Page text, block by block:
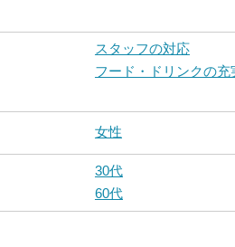
スタッフの対応
フード・ドリンクの充
女性
30代
60代